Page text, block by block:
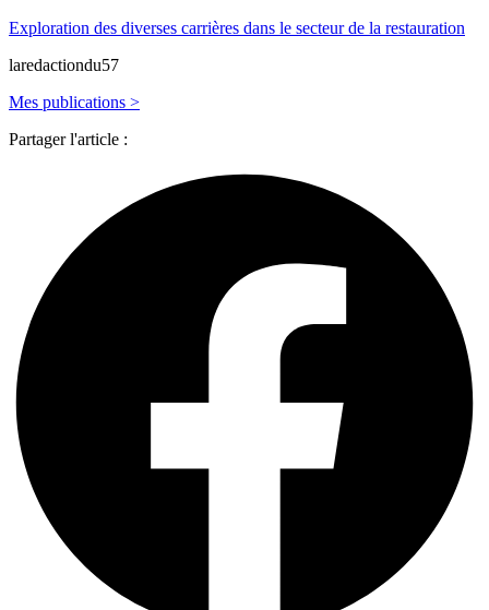
Exploration des diverses carrières dans le secteur de la restauration
laredactiondu57
Mes publications >
Partager l'article :